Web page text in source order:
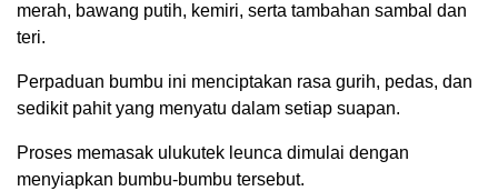
merah, bawang putih, kemiri, serta tambahan sambal dan
teri.
Perpaduan bumbu ini menciptakan rasa gurih, pedas, dan
sedikit pahit yang menyatu dalam setiap suapan.
Proses memasak ulukutek leunca dimulai dengan
menyiapkan bumbu-bumbu tersebut.